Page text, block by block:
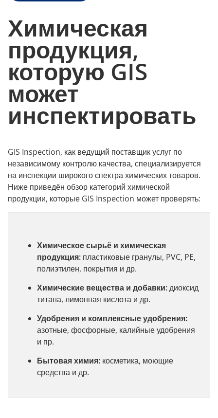
Химическая
продукция,
которую GIS
может
инспектировать
GIS Inspection, как ведущий поставщик услуг по
независимому контролю качества, специализируется
на инспекции широкого спектра химических товаров.
Ниже приведён обзор категорий химической
продукции, которые GIS Inspection может проверять:
Химическое сырьё и химическая
продукция: пластиковые гранулы, PVC, PE,
полиэтилен, покрытия и др.
Химические вещества и добавки:диоксид
титана, лимонная кислота и др.
Удобрения и комплексные удобрения:
азотные, фосфорные, калийные удобрения
и пр.
Бытовая химия: косметика, моющие
средства и др.